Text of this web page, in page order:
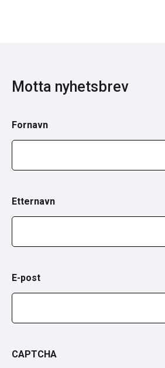
Motta nyhetsbrev
Fornavn
Etternavn
E-post
CAPTCHA